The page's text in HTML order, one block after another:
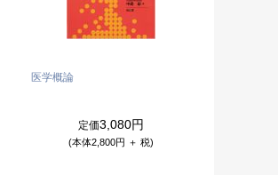
医学概論
定価3,080円
(本体2,800円 ＋ 税)